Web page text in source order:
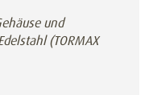
und
(TORMAX